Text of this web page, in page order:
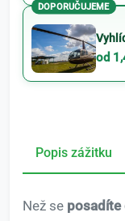
DOPORUČUJEME
od
Popis zážitku
Než se posadíte